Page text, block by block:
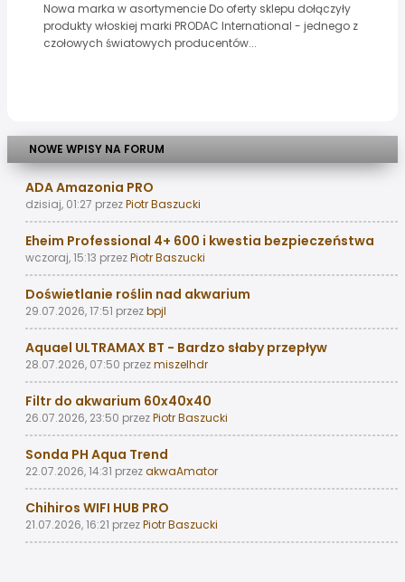
Nowa marka w asortymencie Do oferty sklepu dołączyły
produkty włoskiej marki PRODAC International - jednego z
czołowych światowych producentów...
NOWE WPISY NA FORUM
ADA Amazonia PRO
dzisiaj, 01:27 przezPiotr Baszucki
Eheim Professional 4+ 600 i kwestia bezpieczeństwa
wczoraj, 15:13 przezPiotr Baszucki
Doświetlanie roślin nad akwarium
29.07.2026, 17:51 przezbpjl
Aquael ULTRAMAX BT - Bardzo słaby przepływ
28.07.2026, 07:50 przezmiszelhdr
Filtr do akwarium 60x40x40
26.07.2026, 23:50 przezPiotr Baszucki
Sonda PH Aqua Trend
22.07.2026, 14:31 przezakwaAmator
Chihiros WIFI HUB PRO
21.07.2026, 16:21 przezPiotr Baszucki